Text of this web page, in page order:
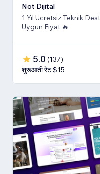
Not Dijital
1 Yıl Ücretsiz Teknik
Uygun Fiyat 🔥
5.0 (137)
शुरूआती रेट $15